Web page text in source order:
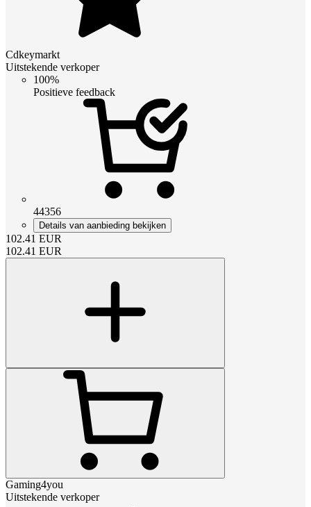
Cdkeymarkt
Uitstekende verkoper
100%
Positieve feedback
44356
Details van aanbieding bekijken
102.41 EUR
102.41 EUR
Gaming4you
Uitstekende verkoper